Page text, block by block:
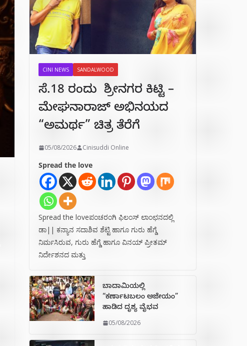
CINI NEWS SANDALWOOD
ಸೆ.18 ರಂದು ಶ್ರೀನಗರ ಕಿಟ್ಟಿ –
ಮೇಘನಾರಾಜ್ ಅಭಿನಯದ
“ಅಮರ್ಥ” ಚಿತ್ರ ತೆರೆಗೆ
05/08/2026 Cinisuddi Online
Spread the love
Spread the loveಪಂಚರಂಗಿ ಫಿಲಂಸ್ ಲಾಂಛನದಲ್ಲಿ
ಡಾ|| ಕನ್ಯಾನ ಸದಾಶಿವ ಶೆಟ್ಟಿ ಹಾಗೂ ಗುರು ಹೆಗ್ಡೆ
ನಿರ್ಮಸಿರುವ, ಗುರು ಹೆಗ್ಡೆ ಹಾಗೂ ವಿನಯ್ ಪ್ರೀತಮ್
ನಿರ್ದೇಶನದ ಮತ್ತು
ಬಾದಾಮಿಯಲ್ಲಿ
“ಕರ್ಣಾಟಬಲಂ ಅಜೇಯಂ”
ಹಾಡಿದ ದೃಶ್ಯ ವೈಭವ
05/08/2026